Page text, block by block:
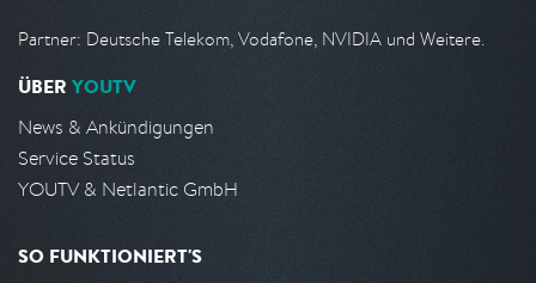
Partner: Deutsche Telekom, Vodafone, NVIDIA und Weitere.
ÜBER YOUTV
News & Ankündigungen
Service Status
YOUTV & Netlantic GmbH
SO FUNKTIONIERT'S